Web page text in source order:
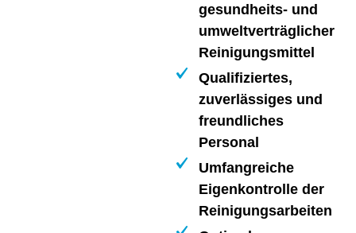
gesundheits- und
umweltverträglicher
Reinigungsmittel
Qualifiziertes,
zuverlässiges und
freundliches
Personal
Umfangreiche
Eigenkontrolle der
Reinigungsarbeiten